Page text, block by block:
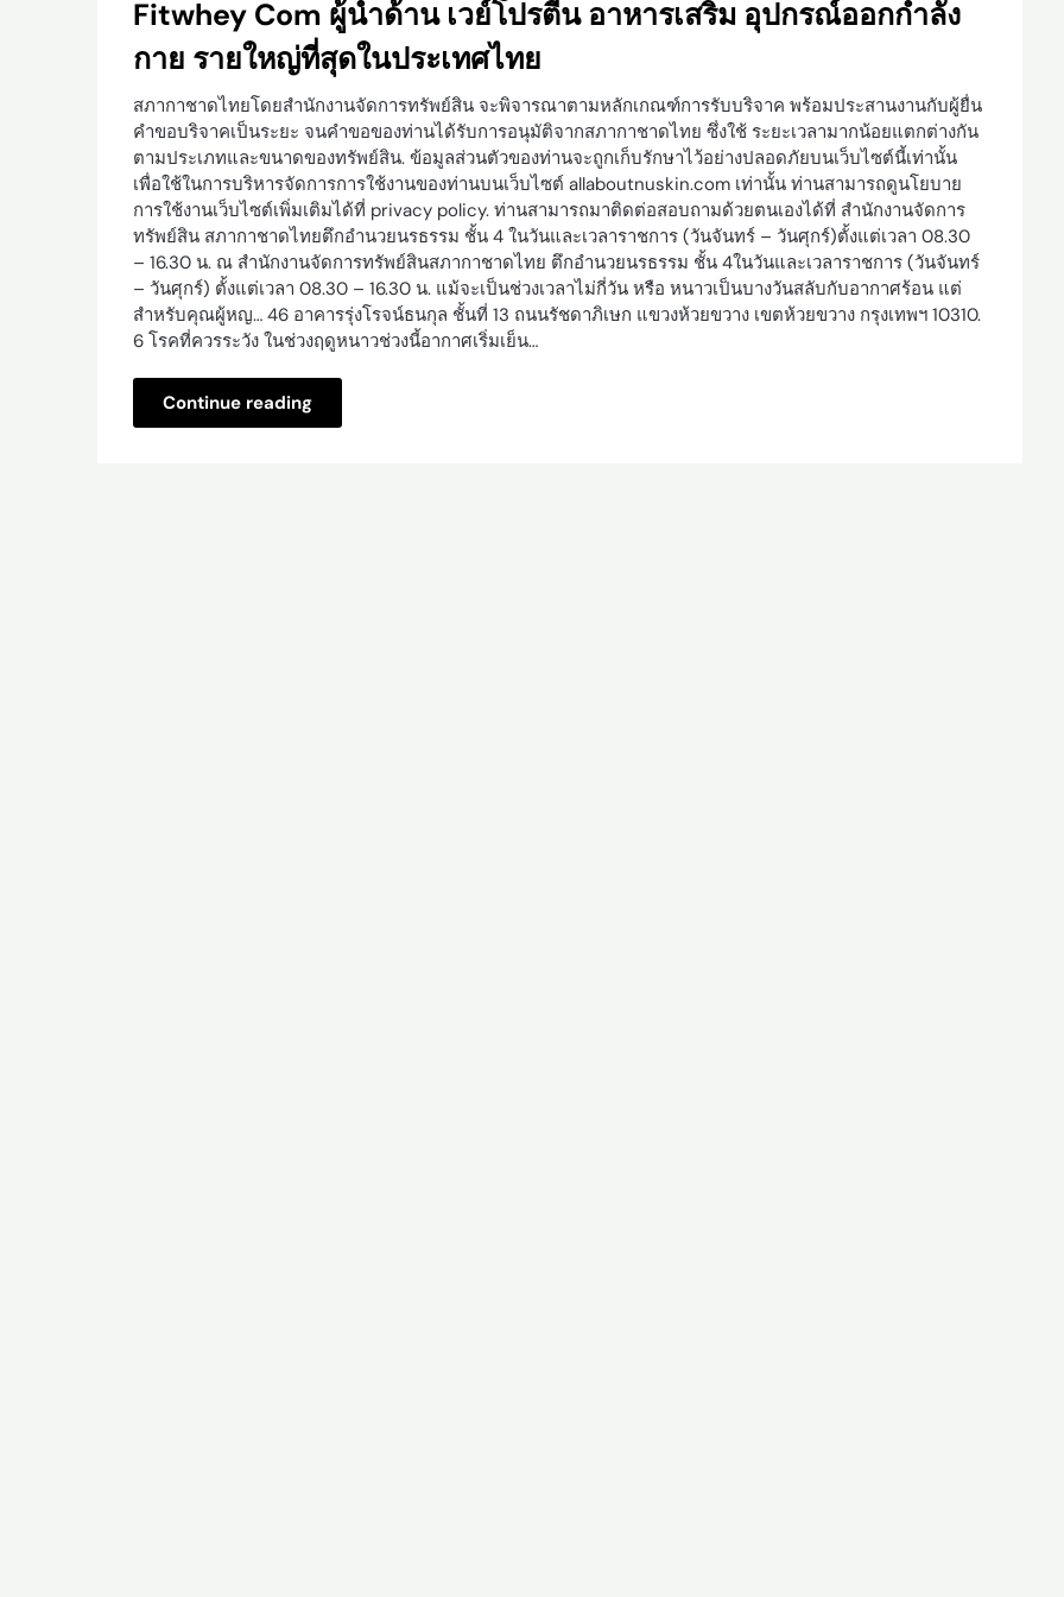
Fitwhey Com ผู้นำด้าน เวย์โปรตีน อาหารเสริม อุปกรณ์ออกกำลัง
กาย รายใหญ่ที่สุดในประเทศไทย
สภากาชาดไทยโดยสำนักงานจัดการทรัพย์สิน จะพิจารณาตามหลักเกณฑ์การรับบริจาค พร้อมประสานงานกับผู้ยื่น
คำขอบริจาคเป็นระยะ จนคำขอของท่านได้รับการอนุมัติจากสภากาชาดไทย ซึ่งใช้ ระยะเวลามากน้อยแตกต่างกัน
ตามประเภทและขนาดของทรัพย์สิน. ข้อมูลส่วนตัวของท่านจะถูกเก็บรักษาไว้อย่างปลอดภัยบนเว็บไซต์นี้เท่านั้น
เพื่อใช้ในการบริหารจัดการการใช้งานของท่านบนเว็บไซต์ allaboutnuskin.com เท่านั้น ท่านสามารถดูนโยบาย
การใช้งานเว็บไซต์เพิ่มเติมได้ที่ privacy policy. ท่านสามารถมาติดต่อสอบถามด้วยตนเองได้ที่ สำนักงานจัดการ
ทรัพย์สิน สภากาชาดไทยตึกอำนวยนรธรรม ชั้น 4 ในวันและเวลาราชการ (วันจันทร์ – วันศุกร์)ตั้งแต่เวลา 08.30
– 16.30 น. ณ สำนักงานจัดการทรัพย์สินสภากาชาดไทย ตึกอำนวยนรธรรม ชั้น 4ในวันและเวลาราชการ (วันจันทร์
– วันศุกร์) ตั้งแต่เวลา 08.30 – 16.30 น. แม้จะเป็นช่วงเวลาไม่กี่วัน หรือ หนาวเป็นบางวันสลับกับอากาศร้อน แต่
สำหรับคุณผู้หญ… 46 อาคารรุ่งโรจน์ธนกุล ชั้นที่ 13 ถนนรัชดาภิเษก แขวงห้วยขวาง เขตห้วยขวาง กรุงเทพฯ 10310.
6 โรคที่ควรระวัง ในช่วงฤดูหนาวช่วงนี้อากาศเริ่มเย็น…
Continue reading